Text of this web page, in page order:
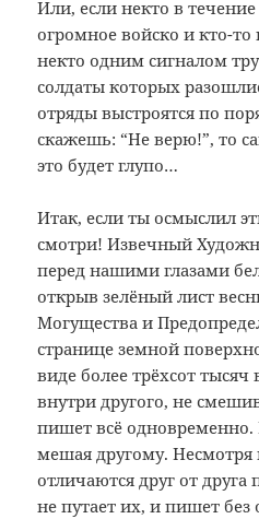
Или, если некто в течение
огромное войско и кто-то
некто одним сигналом
солдаты которых
отряды выстроятся по
скажешь: “Не верю!”, то
это будет глупо…
Итак, если ты осмыслил
смотри! Извечный
перед нашими глазами
открыв зелёный лист
Могущества и
странице земной
виде более трёхсот
внутри другого, не
пишет всё
мешая другому. Несмотря
отличаются друг от
не путает их, и пишет